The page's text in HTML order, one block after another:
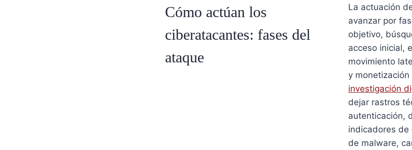
Cómo actúan los
ciberatacantes: fases del
ataque
La actuación
avanzar por
objetivo,
acceso inicial,
movimiento
y monetización
investigación
dejar rastros
autenticación,
indicadores de
de malware,